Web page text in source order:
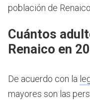
población de
Cuántos
Renaico en
De acuerdo con la
mayores son las